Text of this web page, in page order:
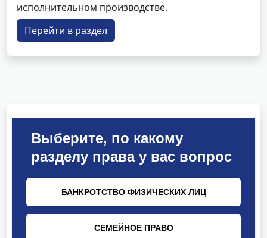
исполнительном производстве.
Перейти в раздел